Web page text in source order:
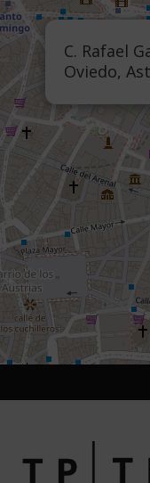
C. Rafael
Oviedo,